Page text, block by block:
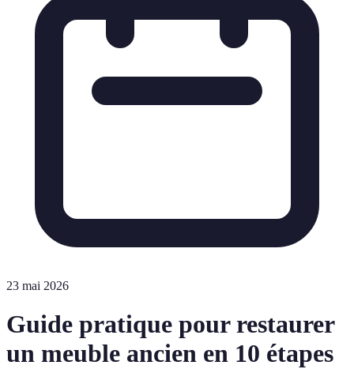
23 mai 2026
Guide pratique pour restaurer
un meuble ancien en 10 étapes